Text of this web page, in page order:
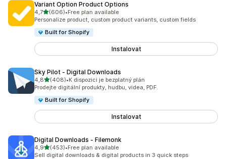
Variant Option Product Options
4,7z 5 hvězd
(606)
Celkový počet recenzí: 606
•Free plan available
Personalize product, custom product variants, custom fields
Built for Shopify
Instalovat
Sky Pilot ‑ Digital Downloads
4,8z 5 hvězd
(408)
Celkový počet recenzí: 408
•K dispozici je bezplatný plán
Prodejte digitální produkty, hudbu, videa, PDF.
Built for Shopify
Instalovat
Digital Downloads ‑ Filemonk
4,9z 5 hvězd
(453)
Celkový počet recenzí: 453
•Free plan available
Sell digital downloads & digital products in 3 quick steps